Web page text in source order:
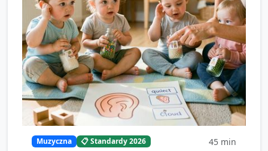
Muzyczna 📋 Standardy 2026 45 min